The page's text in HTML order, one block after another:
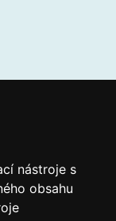
nástroje s
obsahu